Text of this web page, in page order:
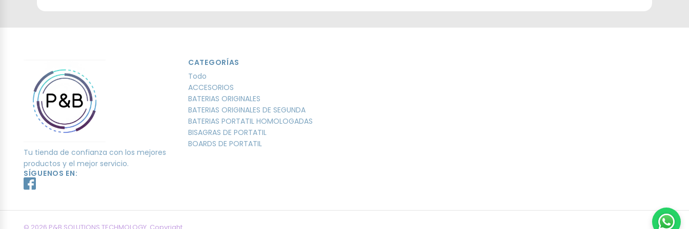
Tu tienda de confianza con los mejores
productos y el mejor servicio.
SÍGUENOS EN:
CATEGORÍAS
Todo
ACCESORIOS
BATERIAS ORIGINALES
BATERIAS ORIGINALES DE SEGUNDA
BATERIAS PORTATIL HOMOLOGADAS
BISAGRAS DE PORTATIL
BOARDS DE PORTATIL
© 2026 P&B SOLUTIONS TECHMOLOGY. Copyright